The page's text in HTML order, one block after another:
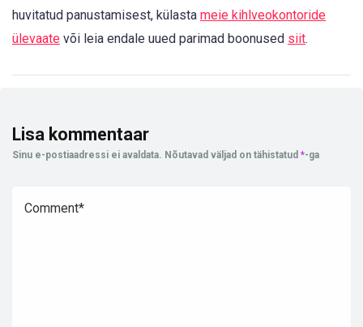
huvitatud panustamisest, külasta meie kihlveokontoride
ülevaate või leia endale uued parimad boonused siit.
Lisa kommentaar
Sinu e-postiaadressi ei avaldata. Nõutavad väljad on tähistatud *-ga